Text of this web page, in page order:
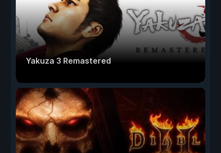
Yakuza 3 Remastered